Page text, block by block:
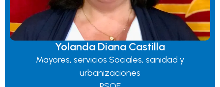
Yolanda Diana Castilla
Mayores, servicios Sociales, sanidad y
urbanizaciones